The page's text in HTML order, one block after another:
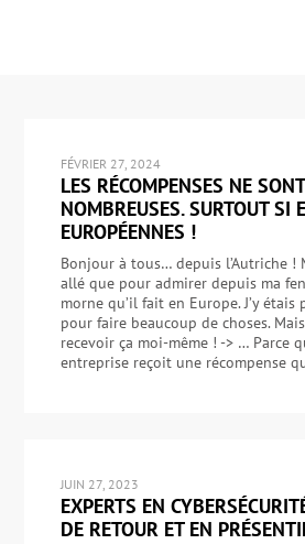
FÉVRIER 27, 2024
LES RÉCOMPENSES NE
NOMBREUSES. SURTOUT SI
EUROPÉENNES !
Bonjour à tous… depuis l’Autriche !
allé que pour admirer depuis ma
morne qu’il fait en Europe. J’y étais
pour faire beaucoup de choses.
recevoir ça moi-même ! -> … Parce
entreprise reçoit une récompense
JUIN 27, 2023
EXPERTS EN
DE RETOUR ET EN